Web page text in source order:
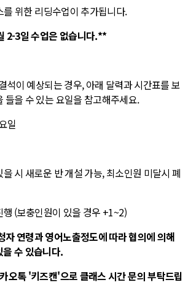
위한 리딩수업이 추가됩니다.
2-3일 수업은 없습니다.**
석이 예상되는 경우, 아래 달력과 시간표를 보
들을 수 있는 요일을 참고해주세요.
일
시 새로운 반 개설 가능, 최소인원 미달시 폐
(보충인원이 있을 경우 +1~2)
자 연령과 영어노출정도에 따라 협의에 의해
수 있습니다.
오톡 '키즈캔'으로 클래스 시간 문의 부탁드립